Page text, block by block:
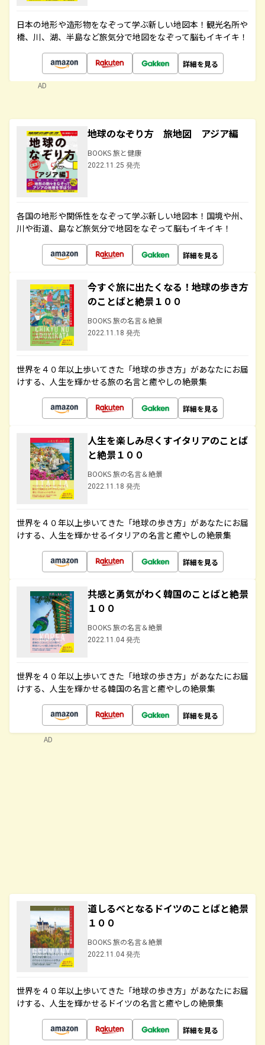
日本の地形や造形物をなぞって学ぶ新しい地図本！観光名所や
橋、川、湖、半島など旅気分で地図をなぞって脳もイキイキ！
詳細を見る
AD
地球のなぞり方 旅地図 アジア編
BOOKS 旅と健康
2022.11.25 発売
各国の地形や関係性をなぞって学ぶ新しい地図本！国境や州、
川や街道、島など旅気分で地図をなぞって脳もイキイキ！
詳細を見る
今すぐ旅に出たくなる！地球の歩き方
のことばと絶景１００
BOOKS 旅の名言＆絶景
2022.11.18 発売
世界を４０年以上歩いてきた「地球の歩き方」があなたにお届
けする、人生を輝かせる旅の名言と癒やしの絶景集
詳細を見る
人生を楽しみ尽くすイタリアのことば
と絶景１００
BOOKS 旅の名言＆絶景
2022.11.18 発売
世界を４０年以上歩いてきた「地球の歩き方」があなたにお届
けする、人生を輝かせるイタリアの名言と癒やしの絶景集
詳細を見る
共感と勇気がわく韓国のことばと絶景
１００
BOOKS 旅の名言＆絶景
2022.11.04 発売
世界を４０年以上歩いてきた「地球の歩き方」があなたにお届
けする、人生を輝かせる韓国の名言と癒やしの絶景集
詳細を見る
道しるべとなるドイツのことばと絶景
１００
BOOKS 旅の名言＆絶景
2022.11.04 発売
世界を４０年以上歩いてきた「地球の歩き方」があなたにお届
けする、人生を輝かせるドイツの名言と癒やしの絶景集
詳細を見る
AD